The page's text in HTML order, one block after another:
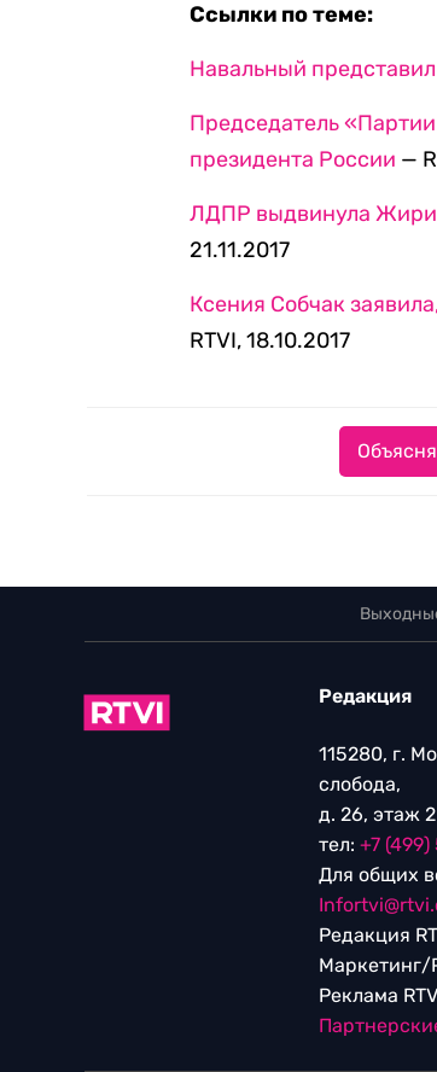
Ссылки по теме:
Навальный
Председатель
президента России —
ЛДПР выдвинула
21.11.2017
Ксения Собчак
RTVI, 18.10.2017
Редакция
115280, г.
слобода,
д. 26, этаж 2
тел: +7
Для общих
Редакция
Маркетинг/
Реклама